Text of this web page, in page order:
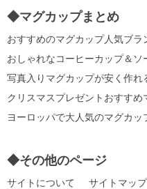
◆マグカップまとめ
おすすめのマグカップ人気ブラ
おしゃれなコーヒーカップ＆ソ
写真入りマグカップが安く作れ
クリスマスプレゼントおすすめ
ヨーロッパで大人気のマグカッ
◆その他のページ
サイトについて サイトマップ